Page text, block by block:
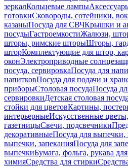
зеркалКольцевые лампы
готовкиСковороды, сотейники,
казаныПосуда для СВЧКрышки и
посудыГастроемкостиЖалюзи,
шторы, римские шторыШторы,
шторКомплектующие для штор,
оконЭлектроприводные
посуда, сервировкаПосуда для
напитковПосуда для подачи и
приборыСтоловая посудаПосуда
сервировкиДетская столовая
стойки для цветовКартины,
интерьерныеИскусственные
газетницыСвечи, подсвечники
декоративныеПосуда для выпечки,
выпечки, запеканияПосуда для
выпечкиБумага, фольга, рукава
химияСредства для стирки